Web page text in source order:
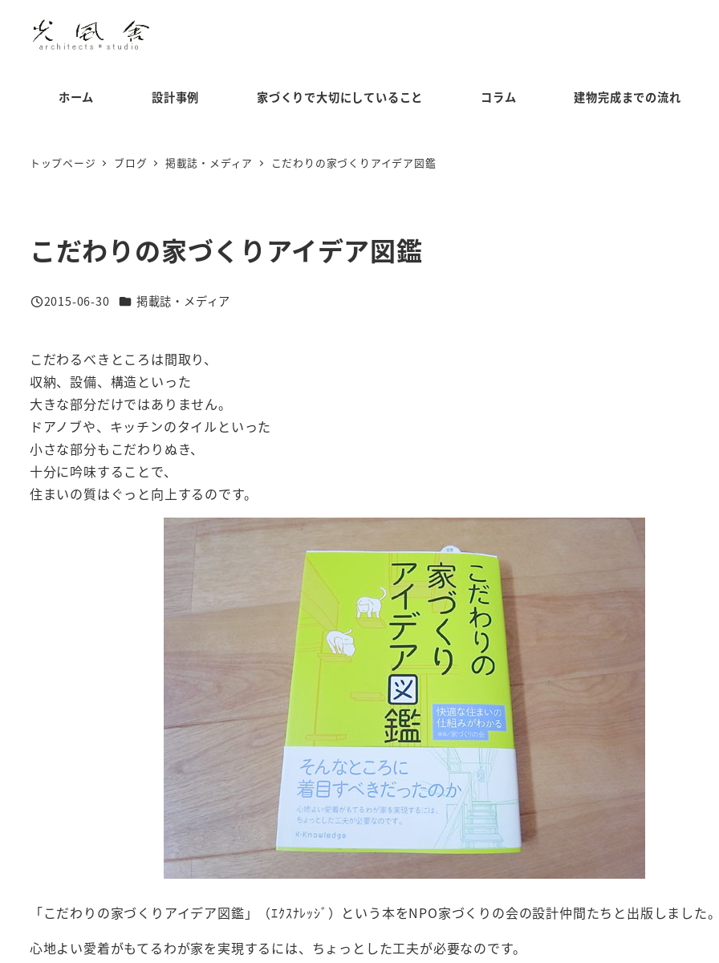
ホーム 設計事例 家づくりで大切にしていること コラム 建物完成までの流れ
トップページ ブログ 掲載誌・メディア こだわりの家づくりアイデア図鑑
こだわりの家づくりアイデア図鑑
投稿日
2015-06-30 カテゴリー
掲載誌・メディア
こだわるべきところは間取り、
収納、設備、構造といった
大きな部分だけではありません。
ドアノブや、キッチンのタイルといった
小さな部分もこだわりぬき、
十分に吟味することで、
住まいの質はぐっと向上するのです。
「こだわりの家づくりアイデア図鑑」（ｴｸｽﾅﾚｯｼﾞ）という本をNPO家づくりの会の設計仲間たちと出版しました。
心地よい愛着がもてるわが家を実現するには、ちょっとした工夫が必要なのです。